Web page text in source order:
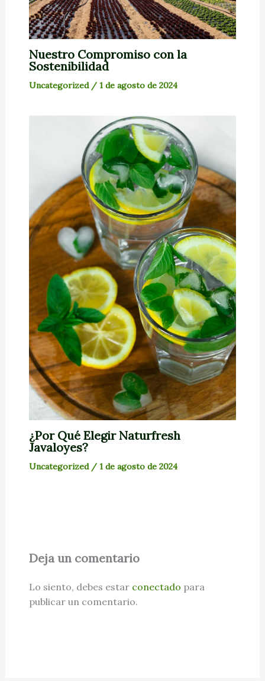
Nuestro Compromiso con la
Sostenibilidad
Uncategorized/ 1 de agosto de 2024
¿Por Qué Elegir Naturfresh
Javaloyes?
Uncategorized/ 1 de agosto de 2024
Deja un comentario
Lo siento, debes estar conectado para
publicar un comentario.